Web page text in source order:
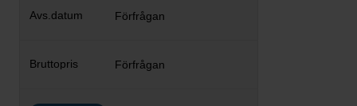
Förfrågan
Förfrågan